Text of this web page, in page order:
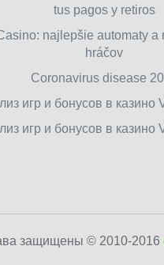
tus pagos y retiros
najlepšie automaty a
hráčov
Coronavirus disease
игр и бонусов в казино
игр и бонусов в казино
защищены © 2010-2016